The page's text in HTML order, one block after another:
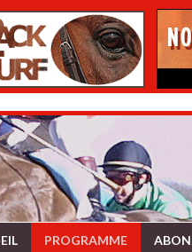
PROGRAMME